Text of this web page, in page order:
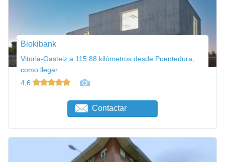
Biokibank
Vitoria-Gasteiz a 115,88 kilómetros desde Puentedura,
como llegar
4,6
Contactar